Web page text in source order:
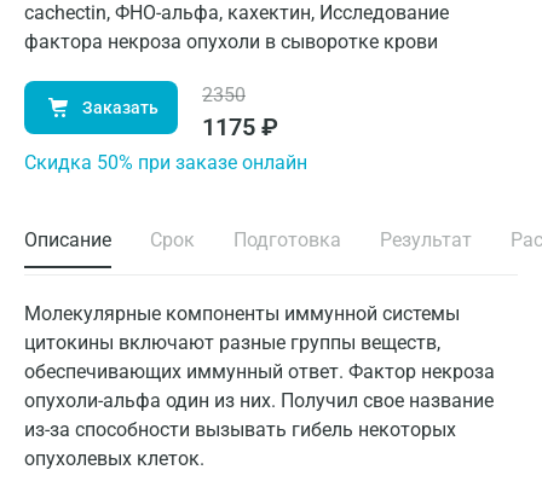
cachectin, ФНО-альфа, кахектин, Исследование
фактора некроза опухоли в сыворотке крови
Заказать
2350
1175 ₽
Cкидка 50% при заказе онлайн
Описание Срок Подготовка Результат
Молекулярные компоненты иммунной системы
цитокины включают разные группы веществ,
обеспечивающих иммунный ответ. Фактор некроза
опухоли-альфа один из них. Получил свое название
из-за способности вызывать гибель некоторых
опухолевых клеток.